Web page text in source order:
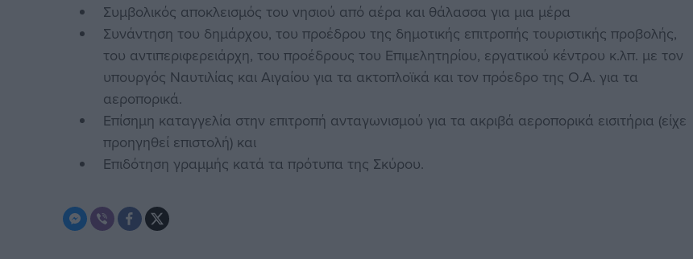
Συμβολικός αποκλεισμός του νησιού από αέρα και θάλασσα για μια μέρα
Συνάντηση του δημάρχου, του προέδρου της δημοτικής επιτροπής τουριστικής προβολής,
του αντιπεριφερειάρχη, του προέδρους του Επιμελητηρίου, εργατικού κέντρου κ.λπ. με τον
υπουργός Ναυτιλίας και Αιγαίου για τα ακτοπλοϊκά και τον πρόεδρο της Ο.Α. για τα
αεροπορικά.
Επίσημη καταγγελία στην επιτροπή ανταγωνισμού για τα ακριβά αεροπορικά εισιτήρια (είχε
προηγηθεί επιστολή) και
Επιδότηση γραμμής κατά τα πρότυπα της Σκύρου.